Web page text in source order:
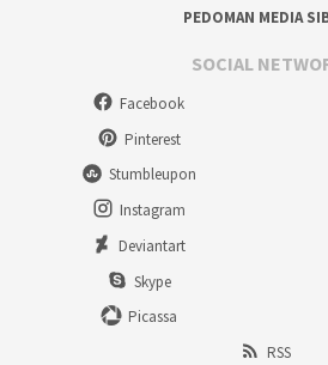
PEDOMAN MEDIA
SOCIAL
Facebook
Pinterest
Stumbleupon
Instagram
Deviantart
Skype
Picassa
RSS